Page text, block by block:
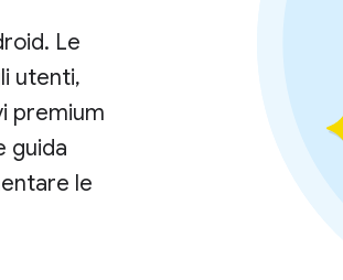
Le
utenti,
premium
guida
le